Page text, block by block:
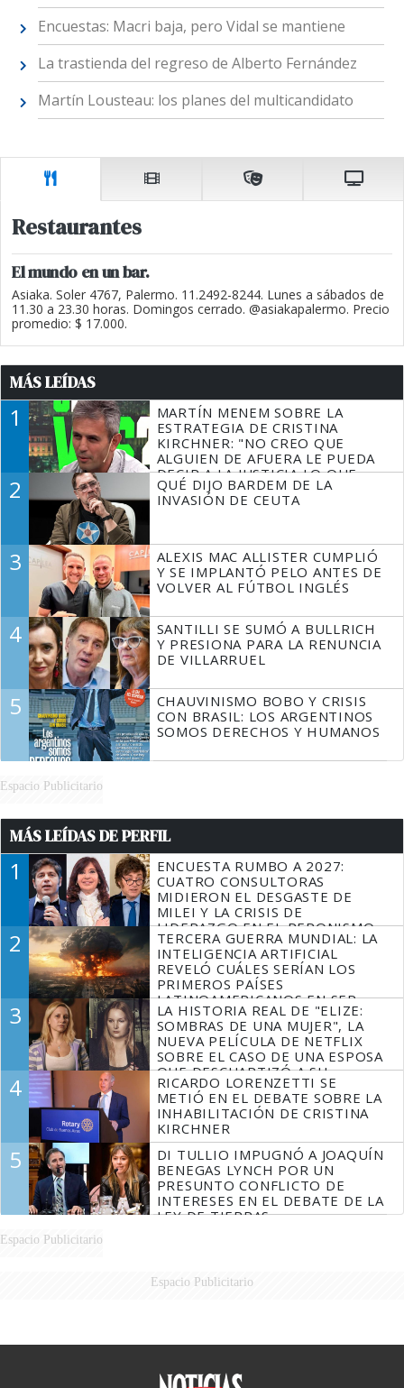
Encuestas: Macri baja, pero Vidal se mantiene
La trastienda del regreso de Alberto Fernández
Martín Lousteau: los planes del multicandidato
Restaurantes
El mundo en un bar.
Asiaka. Soler 4767, Palermo. 11.2492-8244. Lunes a sábados de
11.30 a 23.30 horas. Domingos cerrado. @asiakapalermo. Precio
promedio: $ 17.000.
MÁS LEÍDAS
1
MARTÍN MENEM SOBRE LA
ESTRATEGIA DE CRISTINA
KIRCHNER: "NO CREO QUE
ALGUIEN DE AFUERA LE PUEDA
DECIR A LA JUSTICIA LO QUE
TIENE QUE HACER"
2
QUÉ DIJO BARDEM DE LA
INVASIÓN DE CEUTA
3
ALEXIS MAC ALLISTER CUMPLIÓ
Y SE IMPLANTÓ PELO ANTES DE
VOLVER AL FÚTBOL INGLÉS
4
SANTILLI SE SUMÓ A BULLRICH
Y PRESIONA PARA LA RENUNCIA
DE VILLARRUEL
5
CHAUVINISMO BOBO Y CRISIS
CON BRASIL: LOS ARGENTINOS
SOMOS DERECHOS Y HUMANOS
Espacio Publicitario
MÁS LEÍDAS DE PERFIL
1
ENCUESTA RUMBO A 2027:
CUATRO CONSULTORAS
MIDIERON EL DESGASTE DE
MILEI Y LA CRISIS DE
LIDERAZGO EN EL PERONISMO
2
TERCERA GUERRA MUNDIAL: LA
INTELIGENCIA ARTIFICIAL
REVELÓ CUÁLES SERÍAN LOS
PRIMEROS PAÍSES
LATINOAMERICANOS EN SER
DERROTADOS
3
LA HISTORIA REAL DE "ELIZE:
SOMBRAS DE UNA MUJER", LA
NUEVA PELÍCULA DE NETFLIX
SOBRE EL CASO DE UNA ESPOSA
QUE DESCUARTIZÓ A SU
MARIDO
4
RICARDO LORENZETTI SE
METIÓ EN EL DEBATE SOBRE LA
INHABILITACIÓN DE CRISTINA
KIRCHNER
5
DI TULLIO IMPUGNÓ A JOAQUÍN
BENEGAS LYNCH POR UN
PRESUNTO CONFLICTO DE
INTERESES EN EL DEBATE DE LA
LEY DE TIERRAS
Espacio Publicitario
Espacio Publicitario